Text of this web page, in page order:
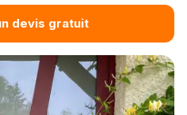
devis gratuit